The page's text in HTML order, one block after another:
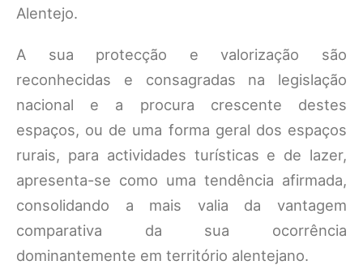
Alentejo.
A sua protecção e valorização são
reconhecidas e consagradas na legislação
nacional e a procura crescente destes
espaços, ou de uma forma geral dos espaços
rurais, para actividades turísticas e de lazer,
apresenta-se como uma tendência afirmada,
consolidando a mais valia da vantagem
comparativa da sua ocorrência
dominantemente em território alentejano.